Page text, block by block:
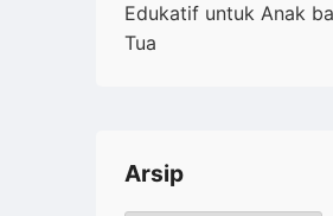
Edukatif untuk Anak
Tua
Arsip